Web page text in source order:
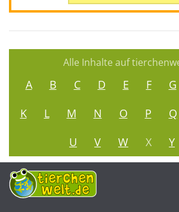
Alle Inhalte auf
A B C D E F G
K
L M N O P Q
U
V W X Y